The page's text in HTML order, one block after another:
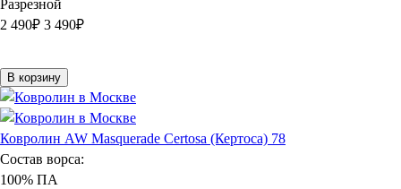
Разрезной
2 490₽ 3 490₽
В корзину
Ковролин AW Masquerade Certosa (Кертоса) 78
Состав ворса:
100% ПА